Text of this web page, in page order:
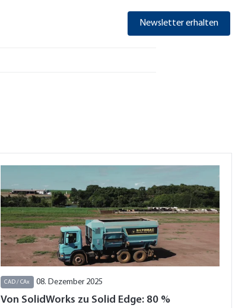
Newsletter erhalten
CAD / CAx 08. Dezember 2025
Von SolidWorks zu Solid Edge: 80 %